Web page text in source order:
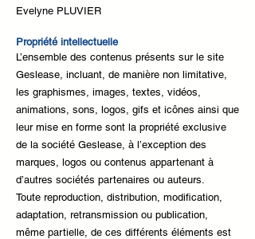
Evelyne PLUVIER
Propriété intellectuelle
L’ensemble des contenus présents sur le site
Geslease, incluant, de manière non limitative,
les graphismes, images, textes, vidéos,
animations, sons, logos, gifs et icônes ainsi que
leur mise en forme sont la propriété exclusive
de la société Geslease, à l’exception des
marques, logos ou contenus appartenant à
d’autres sociétés partenaires ou auteurs.
Toute reproduction, distribution, modification,
adaptation, retransmission ou publication,
même partielle, de ces différents éléments est